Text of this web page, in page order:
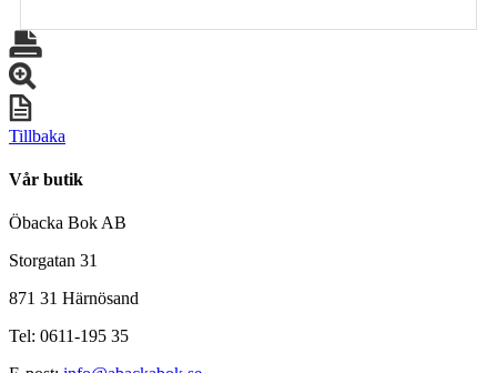
Tillbaka
Vår butik
Öbacka Bok AB
Storgatan 31
871 31 Härnösand
Tel: 0611-195 35